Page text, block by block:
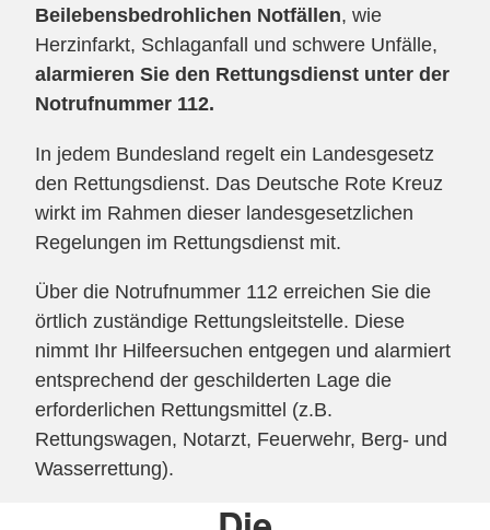
Beilebensbedrohlichen Notfällen, wie
Herzinfarkt, Schlaganfall und schwere Unfälle,
alarmieren Sie den Rettungsdienst unter der
Notrufnummer 112.
In jedem Bundesland regelt ein Landesgesetz
den Rettungsdienst. Das Deutsche Rote Kreuz
wirkt im Rahmen dieser landesgesetzlichen
Regelungen im Rettungsdienst mit.
Über die Notrufnummer 112 erreichen Sie die
örtlich zuständige Rettungsleitstelle. Diese
nimmt Ihr Hilfeersuchen entgegen und alarmiert
entsprechend der geschilderten Lage die
erforderlichen Rettungsmittel (z.B.
Rettungswagen, Notarzt, Feuerwehr, Berg- und
Wasserrettung).